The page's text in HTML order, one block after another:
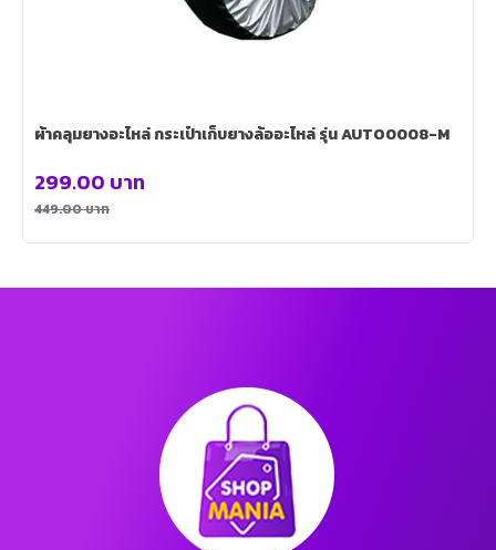
ผ้าคลุมยางอะไหล่ กระเป๋าเก็บยางล้ออะไหล่ รุ่น AUTO0008-M
449.00บาท
299.00 บาท